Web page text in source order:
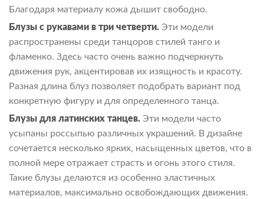
Благодаря материалу кожа дышит свободно.
Блузы с рукавами в три четверти. Эти модели
распространены среди танцоров стилей танго и
фламенко. Здесь часто очень важно подчеркнуть
движения рук, акцентировав их изящность и красоту.
Разная длина блуз позволяет подобрать вариант под
конкретную фигуру и для определенного танца.
Блузы для латинских танцев. Эти модели часто
усыпаны россыпью различных украшений. В дизайне
сочетается несколько ярких, насыщенных цветов, что в
полной мере отражает страсть и огонь этого стиля.
Такие блузы делаются из особенно эластичных
материалов, максимально освобождающих движения.